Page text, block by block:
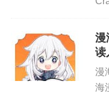
长生剑.txt
漫
读
漫
海